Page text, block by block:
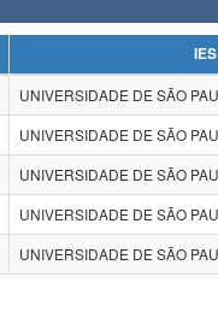
IES
UNIVERSIDADE DE SÃO
UNIVERSIDADE DE SÃO
UNIVERSIDADE DE SÃO
UNIVERSIDADE DE SÃO
UNIVERSIDADE DE SÃO